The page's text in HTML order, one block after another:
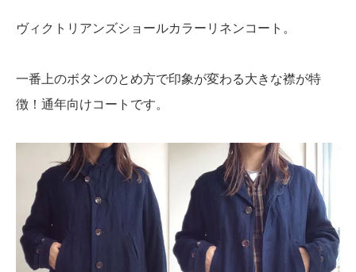
ヴィクトリアンズショールカラーリネンコート。
一番上のボタンのとめ方で印象が変わる大きな襟が特
徴！通年向けコートです。